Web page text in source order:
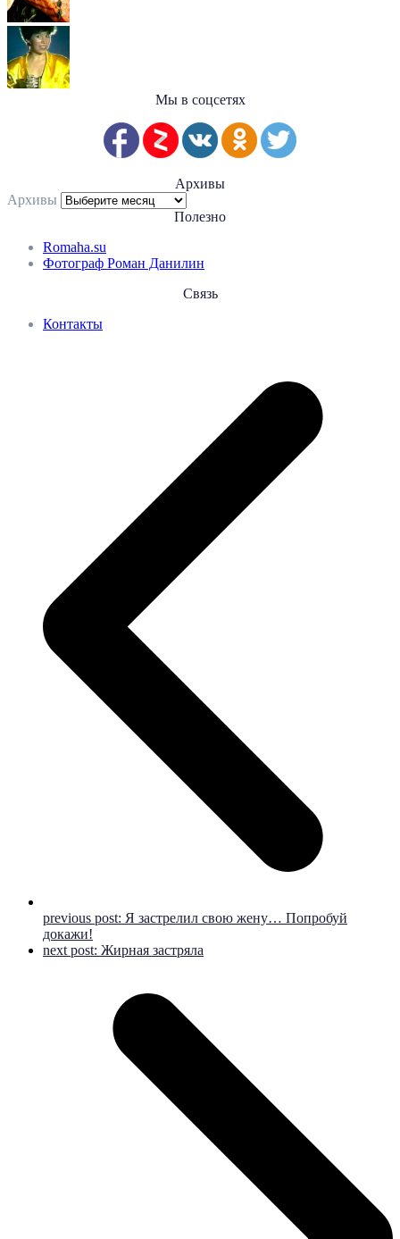
Мы в соцсетях
Архивы
Архивы
Полезно
Romaha.su
Фотограф Роман Данилин
Связь
Контакты
previous post: Я застрелил свою жену… Попробуй
докажи!
next post: Жирная застряла